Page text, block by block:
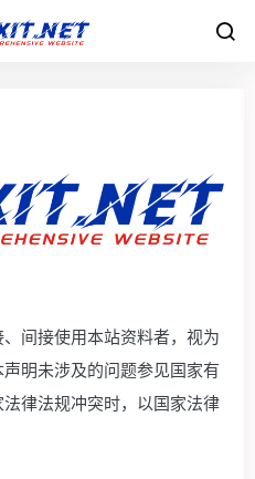
间接使用本站资料者，视为
明未涉及的问题参见国家有
律法规冲突时，以国家法律